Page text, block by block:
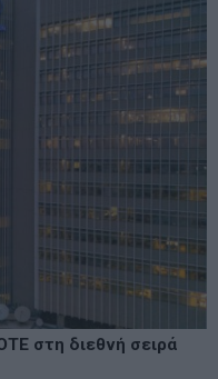
στη διεθνή σειρά